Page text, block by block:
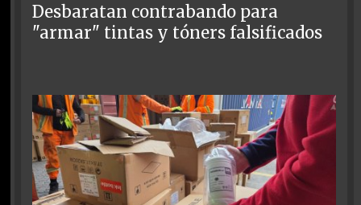
Desbaratan contrabando para
"armar" tintas y tóners falsificados